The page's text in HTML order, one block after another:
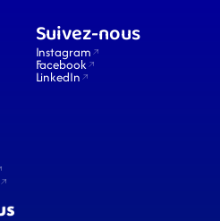
Suivez-nous
Instagram
Facebook
LinkedIn